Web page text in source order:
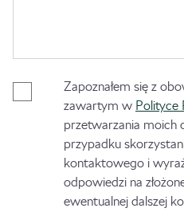
Zapoznałem się z
zawartym w Polityce
przetwarzania moich
przypadku
kontaktowego i
odpowiedzi na
ewentualnej dalszej